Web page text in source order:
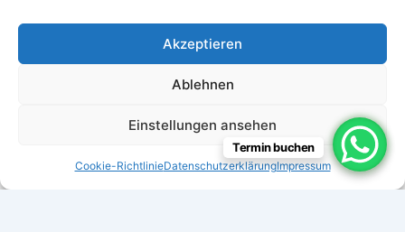
Akzeptieren
Ablehnen
Einstellungen ansehen
Cookie-RichtlinieDatenschutzerklärungImpressum
Impressum
Ausfallhonorar
Datenschutzerklärung
Copyright © 2026 Praxis für Ästhetik & Kosmetikstudio Living
Termin buchen